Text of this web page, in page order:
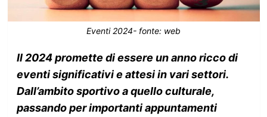
Eventi 2024- fonte: web
Il 2024 promette di essere un anno ricco di
eventi significativi e attesi in vari settori.
Dall’ambito sportivo a quello culturale,
passando per importanti appuntamenti